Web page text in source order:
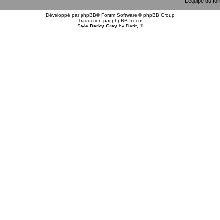
Développé parphpBB® Forum Software © phpBB Group
Traduction parphpBB-fr.com
Style Darky Grayby Darky©